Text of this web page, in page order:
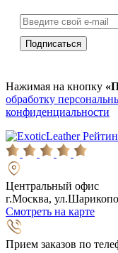
Нажимая на кнопку
обработку
конфиденциальности
Центральный офис
г.Москва,
Смотреть на карте
Прием заказов по